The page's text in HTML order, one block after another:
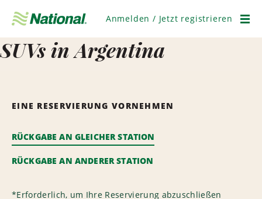
überspringen
Anmelden / Jetzt registrieren
SUVs in Argentina
EINE RESERVIERUNG VORNEHMEN
RÜCKGABE AN GLEICHER STATION
RÜCKGABE AN ANDERER STATION
*Erforderlich, um Ihre Reservierung abzuschließen